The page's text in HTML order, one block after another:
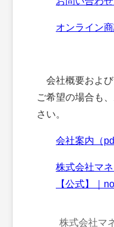
オンライン
会社概要および
ご希望の場合も
さい。
会社案内（
株式会社マ
【公式】｜
株式会社マ